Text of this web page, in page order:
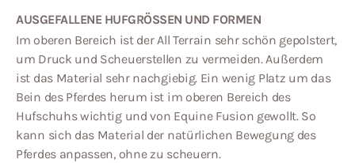
AUSGEFALLENE HUFGRÖSSEN UND FORMEN
Im oberen Bereich ist der All Terrain sehr schön gepolstert,
um Druck und Scheuerstellen zu vermeiden. Außerdem
ist das Material sehr nachgiebig. Ein wenig Platz um das
Bein des Pferdes herum ist im oberen Bereich des
Hufschuhs wichtig und von Equine Fusion gewollt. So
kann sich das Material der natürlichen Bewegung des
Pferdes anpassen, ohne zu scheuern.